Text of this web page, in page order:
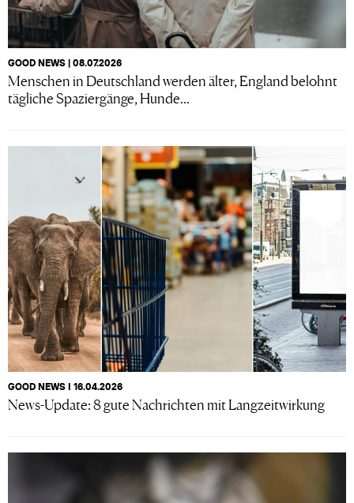
GOOD NEWS | 08.07.2026
Menschen in Deutschland werden älter, England belohnt
tägliche Spaziergänge, Hunde...
GOOD NEWS I 16.04.2026
News-Update: 8 gute Nachrichten mit Langzeitwirkung